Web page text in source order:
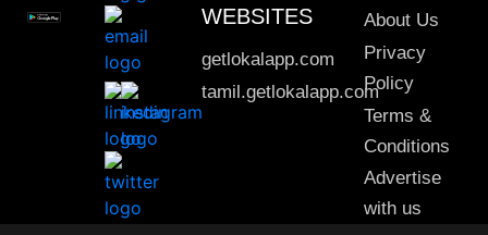
WEBSITES
getlokalapp.com
tamil.getlokalapp.com
About Us
Privacy
Policy
Terms &
Conditions
Advertise
with us